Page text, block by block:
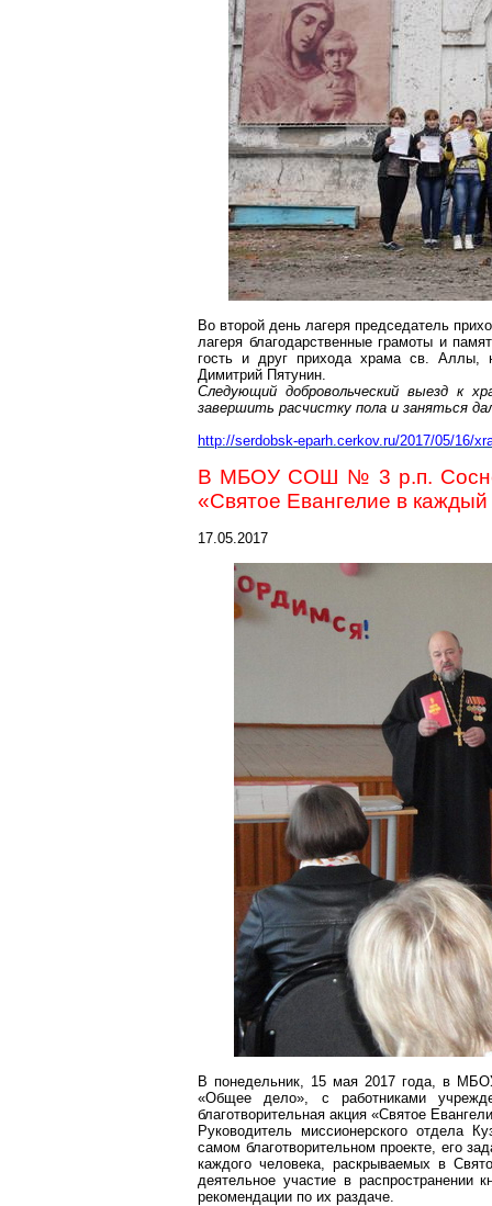
Во второй день лагеря председатель
лагеря благодарственные грамоты и
гость и друг прихода храма св. Аллы,
Димитрий Пятунин.
Следующий добровольческий выезд к хр
завершить расчистку пола и заняться
http://serdobsk-eparh.cerkov.ru/2017/05/16/
В МБОУ СОШ № 3 р.п.
«Святое Евангелие в
17.05.2017
В понедельник, 15 мая 2017 года, в
«Общее дело», с работниками
благотворительная акция «Святое
Руководитель миссионерского отдела
самом благотворительном проекте, его
каждого человека, раскрываемых в
деятельное участие в распространении
рекомендации по их раздаче.